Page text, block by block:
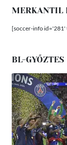
MERKANTIL
[soccer-info id='281'
BL-